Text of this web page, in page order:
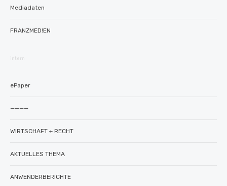
Mediadaten
FRANZMED!EN
intern
ePaper
————
WIRTSCHAFT + RECHT
AKTUELLES THEMA
ANWENDERBERICHTE